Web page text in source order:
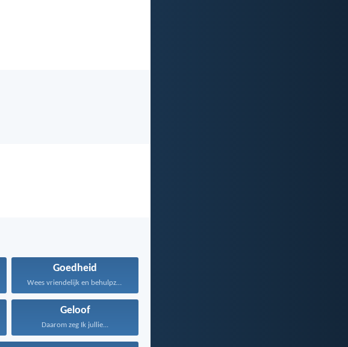
Goedheid
Wees vriendelijk en behulpzaam...
Geloof
Daarom zeg Ik jullie...